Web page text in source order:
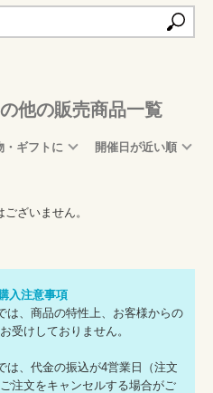
他の販売商品一覧
・ギフトに 開催日が近い順
ざいません。
入注意事項
は、商品の特性上、お客様からの
受けしておりません。
は、代金の振込が4営業日（注文
注文をキャンセルする場合がご